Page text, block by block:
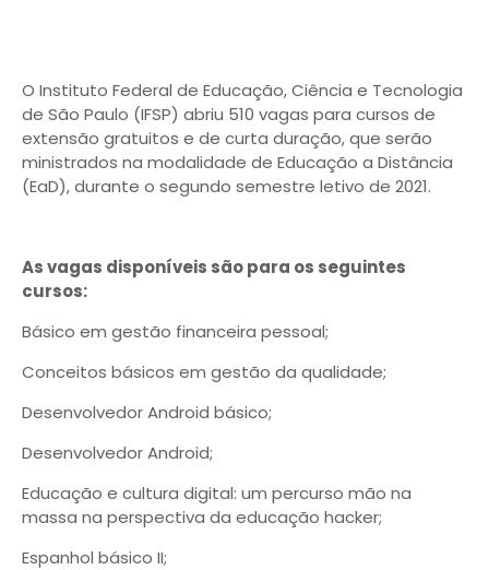
O Instituto Federal de Educação, Ciência e Tecnologia
de São Paulo (IFSP) abriu 510 vagas para cursos de
extensão gratuitos e de curta duração, que serão
ministrados na modalidade de Educação a Distância
(EaD), durante o segundo semestre letivo de 2021.
As vagas disponíveis são para os seguintes
cursos:
Básico em gestão financeira pessoal;
Conceitos básicos em gestão da qualidade;
Desenvolvedor Android básico;
Desenvolvedor Android;
Educação e cultura digital: um percurso mão na
massa na perspectiva da educação hacker;
Espanhol básico II;